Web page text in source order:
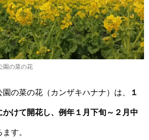
園の菜の花
の菜の花（カンザキハナナ）は、 １
かけて開花し、例年１月下旬～２月中
す。